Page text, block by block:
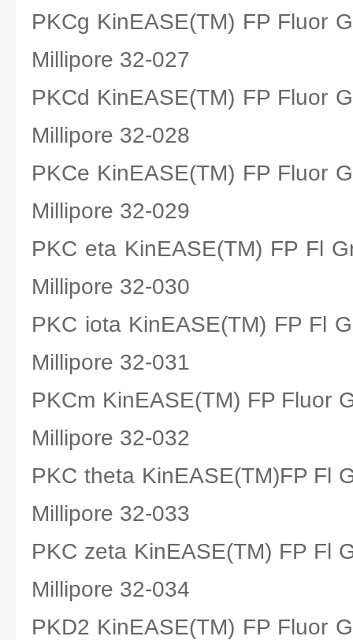
PKCg KinEASE(TM) FP Fluor
Millipore 32-027
PKCd KinEASE(TM) FP Fluor
Millipore 32-028
PKCe KinEASE(TM) FP Fluor
Millipore 32-029
PKC eta KinEASE(TM) FP Fl
Millipore 32-030
PKC iota KinEASE(TM) FP Fl
Millipore 32-031
PKCm KinEASE(TM) FP Fluor
Millipore 32-032
PKC theta KinEASE(TM)FP Fl
Millipore 32-033
PKC zeta KinEASE(TM) FP Fl
Millipore 32-034
PKD2 KinEASE(TM) FP Fluor